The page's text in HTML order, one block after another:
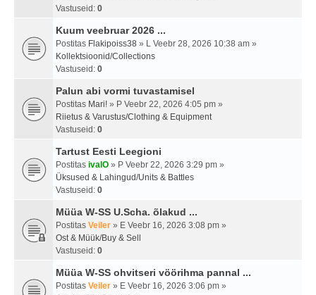
Vastuseid: 0
Kuum veebruar 2026 ...
Postitas Flakipoiss38 » L Veebr 28, 2026 10:38 am »
Kollektsioonid/Collections
Vastuseid: 0
Palun abi vormi tuvastamisel
Postitas Mari! » P Veebr 22, 2026 4:05 pm »
Riietus & Varustus/Clothing & Equipment
Vastuseid: 0
Tartust Eesti Leegioni
Postitas ivalO » P Veebr 22, 2026 3:29 pm »
Üksused & Lahingud/Units & Battles
Vastuseid: 0
Müüa W-SS U.Scha. õlakud ...
Postitas Veiler » E Veebr 16, 2026 3:08 pm »
Ost & Müük/Buy & Sell
Vastuseid: 0
Müüa W-SS ohvitseri vöörihma pannal ...
Postitas Veiler » E Veebr 16, 2026 3:06 pm »